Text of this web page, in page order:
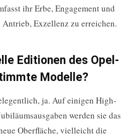
ihr Erbe, Engagement und
Exzellenz zu erreichen.
Editionen des Opel-
Modelle?
ja. Auf einigen High-
werden sie das
Oberfläche, vielleicht die